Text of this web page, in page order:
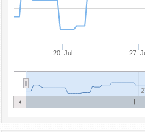
20. Jul 27.